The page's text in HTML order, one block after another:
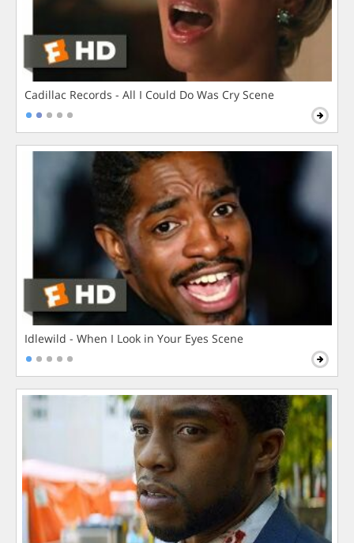
Cadillac Records - All I Could Do Was Cry Scene
Idlewild - When I Look in Your Eyes Scene